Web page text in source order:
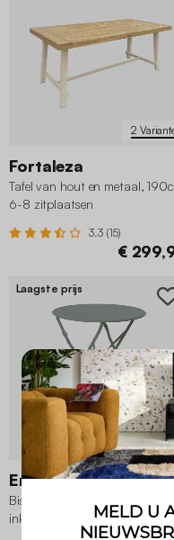
2
Fortaleza
Tafel van hout en metaal,
6-8 zitplaatsen
3.3 (15)
€
8
Laagste prijs
Emilia
Bistrotafel voor 2 personen
inklapbaar Ø60cm